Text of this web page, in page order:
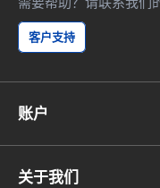
客户支持
账户
关于我们